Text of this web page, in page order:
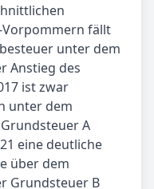
Vorpommern fällt
unter dem
Anstieg des
ist zwar
unter dem
A
eine deutliche
über dem
Grundsteuer B